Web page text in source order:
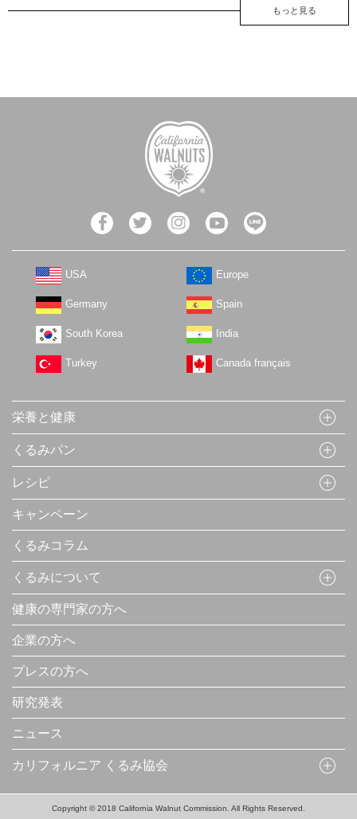
もっと見る
USA Europe
Germany Spain
South Korea India
Turkey Canada français
栄養と健康
くるみパン
レシピ
キャンペーン
くるみコラム
くるみについて
健康の専門家の方へ
企業の方へ
プレスの方へ
研究発表
ニュース
カリフォルニア くるみ協会
Copyright © 2018 California Walnut Commission. All Rights Reserved.